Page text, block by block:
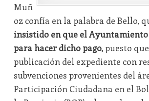
Muñ
oz confía en la palabra de Bello,
insistido en que el Ayuntamiento
para hacer dicho pago,puesto
publicación del expediente con
subvenciones provenientes del
Participación Ciudadana en el